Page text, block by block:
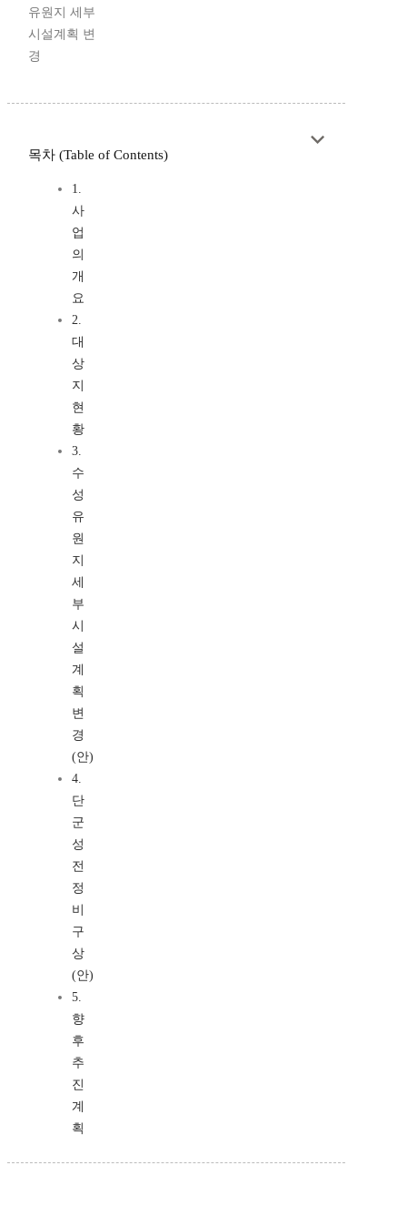
유원지 세부
시설계획 변
경
목차 (Table of Contents)
1.
사
업
의
개
요
2.
대
상
지
현
황
3.
수
성
유
원
지
세
부
시
설
계
획
변
경
(안)
4.
단
군
성
전
정
비
구
상
(안)
5.
향
후
추
진
계
획